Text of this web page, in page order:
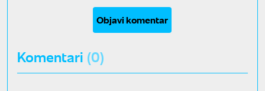
Objavi komentar
Komentari (0)